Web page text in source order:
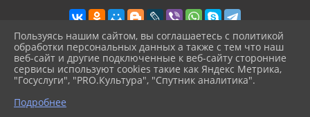
2026 г. pokrov-ck.ru
Вход
Карта сайта
Политика обработки персональных данных
Пользуясь нашим сайтом, вы соглашаетесь с политикой
обработки персональных данных а также с тем что наш
веб-сайт и другие подключенные к веб-сайту сторонние
сервисы используют cookies такие как Яндекс Метрика,
"Госуслуги", "PRO.Культура", "Спутник аналитика".
Подробнее